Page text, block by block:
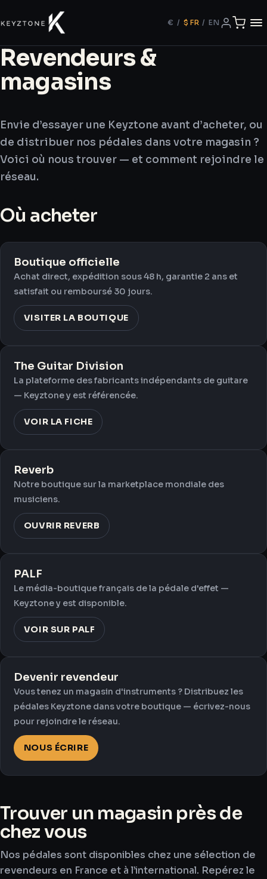
€ / $ FR / EN
Revendeurs &
magasins
Envie d’essayer une Keyztone avant d’acheter, ou
de distribuer nos pédales dans votre magasin ?
Voici où nous trouver — et comment rejoindre le
réseau.
Où acheter
Boutique officielle
Achat direct, expédition sous 48 h, garantie 2 ans et
satisfait ou remboursé 30 jours.
VISITER LA BOUTIQUE
The Guitar Division
La plateforme des fabricants indépendants de guitare
— Keyztone y est référencée.
VOIR LA FICHE
Reverb
Notre boutique sur la marketplace mondiale des
musiciens.
OUVRIR REVERB
PALF
Le média-boutique français de la pédale d'effet —
Keyztone y est disponible.
VOIR SUR PALF
Devenir revendeur
Vous tenez un magasin d'instruments ? Distribuez les
pédales Keyztone dans votre boutique — écrivez-nous
pour rejoindre le réseau.
NOUS ÉCRIRE
Trouver un magasin près de
chez vous
Nos pédales sont disponibles chez une sélection de
revendeurs en France et à l’international. Repérez le